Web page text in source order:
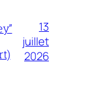
13
juillet
2026